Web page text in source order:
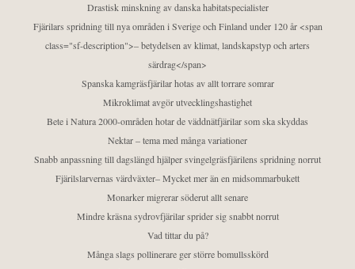
Drastisk minskning av danska habitatspecialister
Fjärilars spridning till nya områden i Sverige och Finland under 120 år <span
class="sf-description">– betydelsen av klimat, landskapstyp och arters
särdrag</span>
Spanska kamgräsfjärilar hotas av allt torrare somrar
Mikroklimat avgör utvecklingshastighet
Bete i Natura 2000-områden hotar de väddnätfjärilar som ska skyddas
Nektar – tema med många variationer
Snabb anpassning till dagslängd hjälper svingelgräsfjärilens spridning norrut
Fjärilslarvernas värdväxter– Mycket mer än en midsommarbukett
Monarker migrerar söderut allt senare
Mindre kräsna sydrovfjärilar sprider sig snabbt norrut
Vad tittar du på?
Många slags pollinerare ger större bomullsskörd